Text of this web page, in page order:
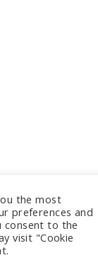
the most
preferences and
consent to the
visit "Cookie